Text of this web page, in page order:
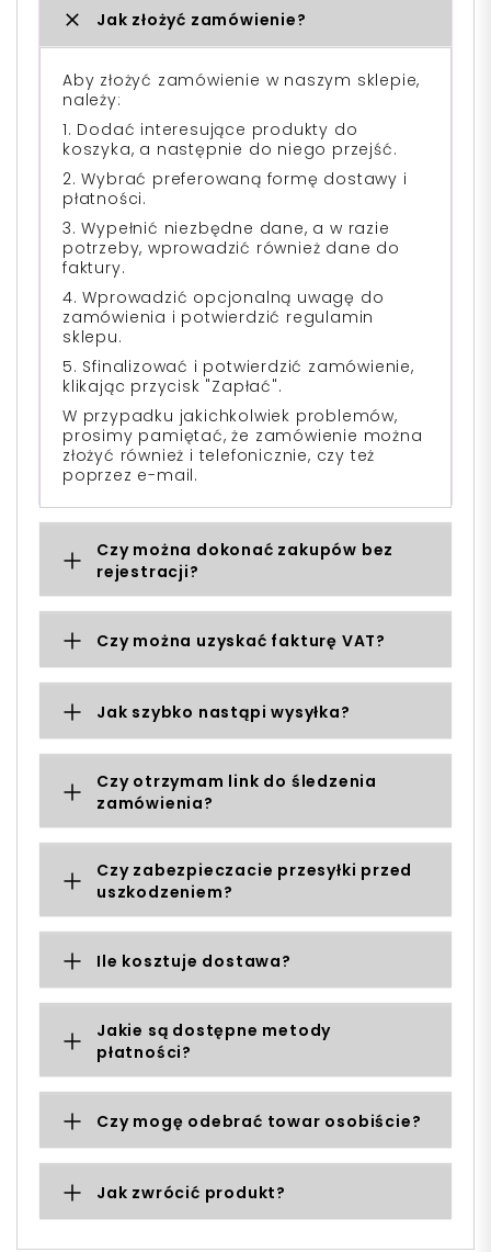
Jak złożyć zamówienie?
Aby złożyć zamówienie w naszym sklepie,
należy:
1. Dodać interesujące produkty do
koszyka, a następnie do niego przejść.
2. Wybrać preferowaną formę dostawy i
płatności.
3. Wypełnić niezbędne dane, a w razie
potrzeby, wprowadzić również dane do
faktury.
4. Wprowadzić opcjonalną uwagę do
zamówienia i potwierdzić regulamin
sklepu.
5. Sfinalizować i potwierdzić zamówienie,
klikając przycisk "Zapłać".
W przypadku jakichkolwiek problemów,
prosimy pamiętać, że zamówienie można
złożyć również i telefonicznie, czy też
poprzez e-mail.
Czy można dokonać zakupów bez
rejestracji?
Czy można uzyskać fakturę VAT?
Jak szybko nastąpi wysyłka?
Czy otrzymam link do śledzenia
zamówienia?
Czy zabezpieczacie przesyłki przed
uszkodzeniem?
Ile kosztuje dostawa?
Jakie są dostępne metody
płatności?
Czy mogę odebrać towar osobiście?
Jak zwrócić produkt?